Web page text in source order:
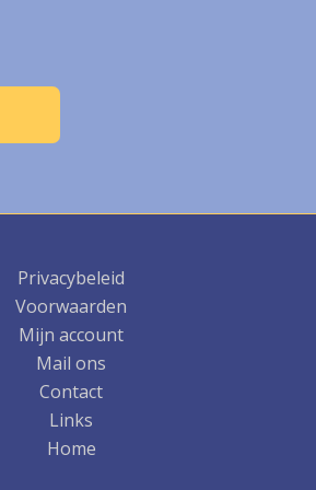
Privacybeleid
Voorwaarden
Mijn account
Mail ons
Contact
Links
Home